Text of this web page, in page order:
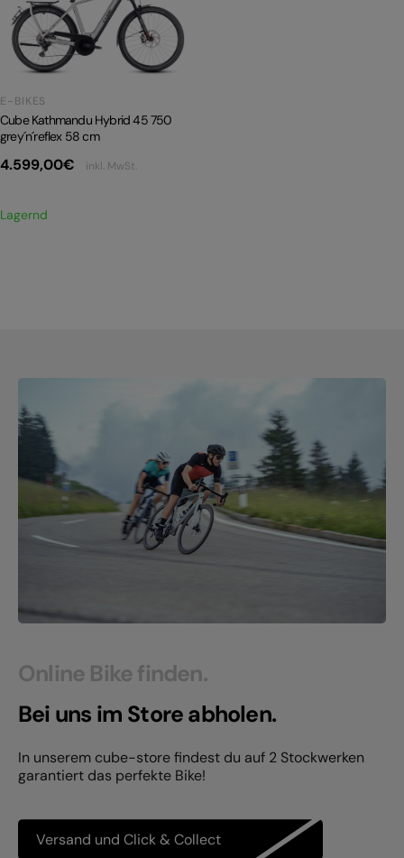
E-BIKE TOUR
PRODUKTRÜCKRUFE
E-BIKES
Cube Kathmandu Hybrid 45 750
grey´n´reflex 58 cm
4.599,00€ inkl. MwSt.
Lagernd
Online Bike finden.
Bei uns im Store abholen.
In unserem cube-store findest du auf 2 Stockwerken
garantiert das perfekte Bike!
Versand und Click & Collect